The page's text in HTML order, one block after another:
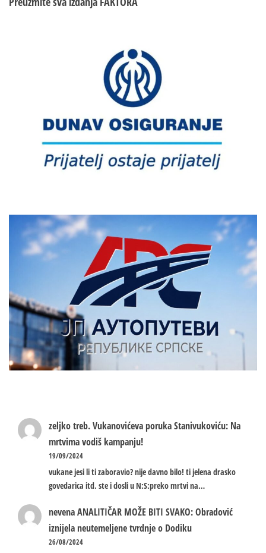
zeljko treb.Vukanovićeva poruka Stanivukoviću: Na
mrtvima vodiš kampanju!
19/09/2024
vukane jesi li ti zaboravio? nije davno bilo! ti jelena drasko
govedarica itd. ste i dosli u N:S:preko mrtvi na…
nevenaANALITIČAR MOŽE BITI SVAKO: Obradović
iznijela neutemeljene tvrdnje o Dodiku
26/08/2024